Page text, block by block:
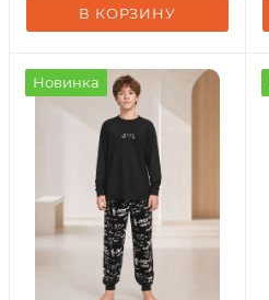
В КОРЗИНУ
Новинка